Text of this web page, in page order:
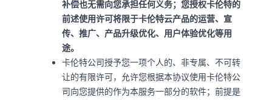
补偿也无需向您承担任何义务；您授权卡伦特的
前述使用许可将限于卡伦特云产品的运营、宣
传、推广、产品升级优化、用户体验优化等用
途。
卡伦特公司授予您一项个人的、非专属、不可转
让的有限许可，允许您根据本协议使用卡伦特公
司向您提供的作为本服务一部分的软件；前提是